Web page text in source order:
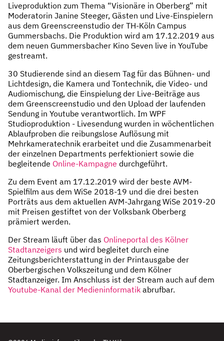
Liveproduktion zum Thema “Visionäre in Oberberg” mit
Moderatorin Janine Steeger, Gästen und Live-Einspielern
aus dem Greenscreenstudio der TH-Köln Campus
Gummersbachs. Die Produktion wird am 17.12.2019 aus
dem neuen Gummersbacher Kino Seven live in YouTube
gestreamt.
30 Studierende sind an diesem Tag für das Bühnen- und
Lichtdesign, die Kamera und Tontechnik, die Video- und
Audiomischung, die Einspielung der Live-Beiträge aus
dem Greenscreenstudio und den Upload der laufenden
Sendung in Youtube verantwortlich. Im WPF
Studioproduktion - Livesendung wurden in wöchentlichen
Ablaufproben die reibungslose Auflösung mit
Mehrkameratechnik erarbeitet und die Zusammenarbeit
der einzelnen Departments perfektioniert sowie die
begleitende Online-Kampagne durchgeführt.
Zu dem Event am 17.12.2019 wird der beste AVM-
Spielfilm aus dem WiSe 2018-19 und die drei besten
Porträts aus dem aktuellen AVM-Jahrgang WiSe 2019-20
mit Preisen gestiftet von der Volksbank Oberberg
prämiert werden.
Der Stream läuft über das Onlineportal des Kölner
Stadtanzeigers und wird begleitet durch eine
Zeitungsberichterstattung in der Printausgabe der
Oberbergischen Volkszeitung und dem Kölner
Stadtanzeiger. Im Anschluss ist der Stream auch auf dem
Youtube-Kanal der Medieninformatik abrufbar.